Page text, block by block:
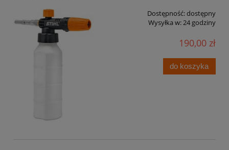
Dostępność:dostępny
Wysyłka w:24 godziny
190,00 zł
do koszyka